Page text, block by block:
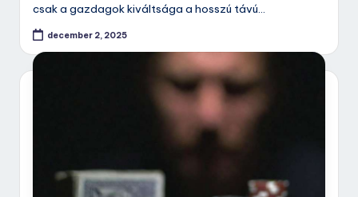
csak a gazdagok kiváltsága a hosszú távú…
december 2, 2025